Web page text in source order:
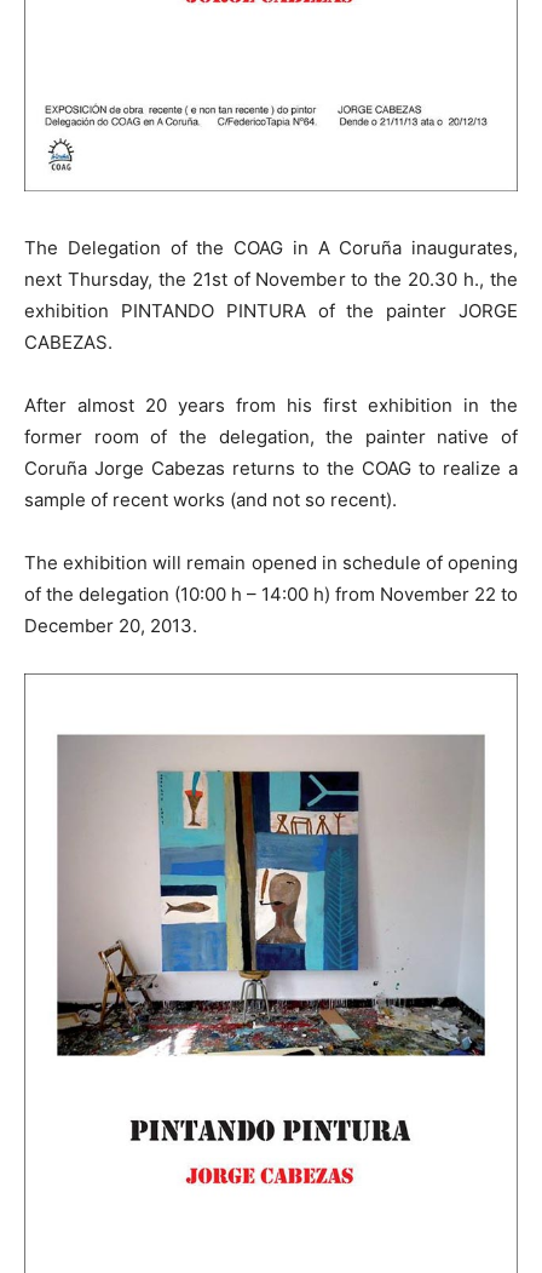
The Delegation of the COAG in A Coruña inaugurates,
next Thursday, the 21st of November to the 20.30 h., the
exhibition PINTANDO PINTURA of the painter JORGE
CABEZAS.
After almost 20 years from his first exhibition in the
former room of the delegation, the painter native of
Coruña Jorge Cabezas returns to the COAG to realize a
sample of recent works (and not so recent).
The exhibition will remain opened in schedule of opening
of the delegation (10:00 h – 14:00 h) from November 22 to
December 20, 2013.